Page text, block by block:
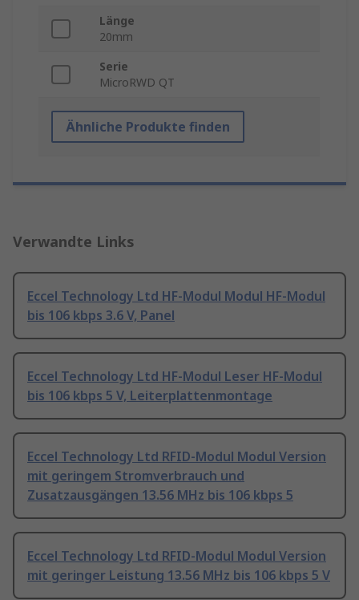
Länge
20mm
Serie
MicroRWD QT
Ähnliche Produkte finden
Verwandte Links
Eccel Technology Ltd HF-Modul Modul HF-Modul
bis 106 kbps 3.6 V, Panel
Eccel Technology Ltd HF-Modul Leser HF-Modul
bis 106 kbps 5 V, Leiterplattenmontage
Eccel Technology Ltd RFID-Modul Modul Version
mit geringem Stromverbrauch und
Zusatzausgängen 13.56 MHz bis 106 kbps 5
Eccel Technology Ltd RFID-Modul Modul Version
mit geringer Leistung 13.56 MHz bis 106 kbps 5 V